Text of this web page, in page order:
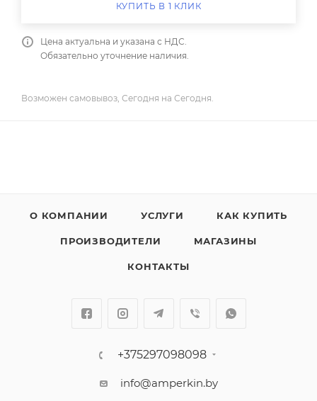
КУПИТЬ В 1 КЛИК
Цена актуальна и указана с НДС.
Обязательно уточнение наличия.
Возможен самовывоз, Сегодня на Сегодня.
О КОМПАНИИ УСЛУГИ КАК КУПИТЬ
ПРОИЗВОДИТЕЛИ МАГАЗИНЫ
КОНТАКТЫ
+375297098098
info@amperkin.by